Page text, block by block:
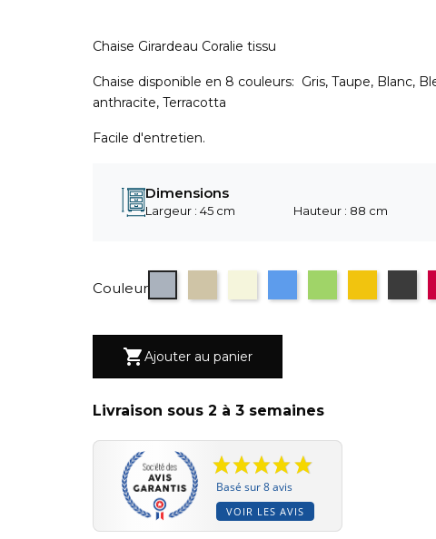
Chaise Girardeau Coralie tissu
Chaise disponible en 8 couleurs: Gris, Taupe, Blanc,
anthracite, Terracotta
Facile d'entretien.
Dimensions
Largeur : 45 cm Hauteur : 88 cm
Couleur
Gris
Ajouter au panier
Livraison sous 2 à 3 semaines
Basé sur 8 avis
VOIR LES AVIS